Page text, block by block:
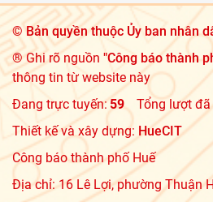
©Bản quyền thuộc Ủy ban nhân
® Ghi rõ nguồn "Công báo thành
thông tin từ website này
Đang trực tuyến:59 Tổng lượt
Thiết kế và xây dựng: HueCIT
Công báo thành phố Huế
Địa chỉ: 16 Lê Lợi, phường Thuận